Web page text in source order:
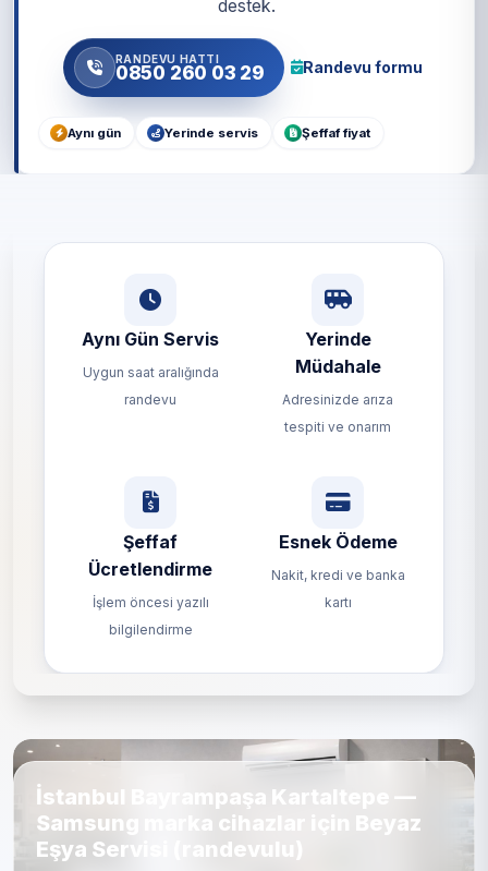
destek.
RANDEVU HATTI
0850 260 03 29 Randevu formu
Aynı gün Yerinde servis Şeffaf fiyat
Aynı Gün Servis
Uygun saat aralığında
randevu
Yerinde
Müdahale
Adresinizde arıza
tespiti ve onarım
Şeffaf
Ücretlendirme
İşlem öncesi yazılı
bilgilendirme
Esnek Ödeme
Nakit, kredi ve banka
kartı
İstanbul Bayrampaşa Kartaltepe —
Samsung marka cihazlar için Beyaz
Eşya Servisi (randevulu)